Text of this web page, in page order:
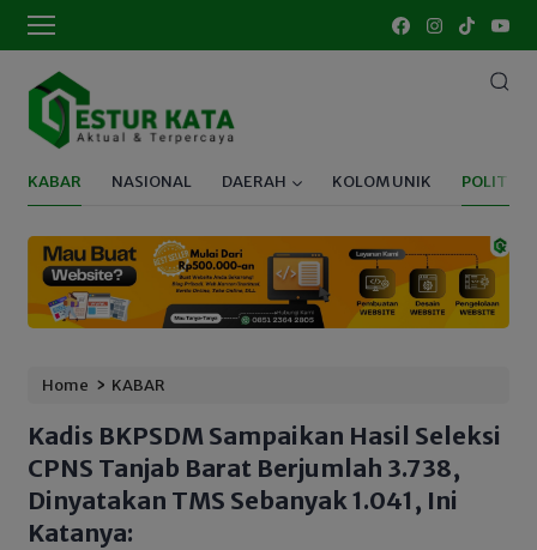
KABAR NASIONAL DAERAH KOLOM UNIK POLITIK
Home › KABAR
Kadis BKPSDM Sampaikan Hasil Seleksi
CPNS Tanjab Barat Berjumlah 3.738,
Dinyatakan TMS Sebanyak 1.041, Ini
Katanya: